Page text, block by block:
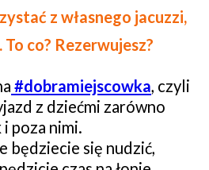
z własnego jacuzzi,
co? Rezerwujesz?
#dobramiejscowka, czyli
z dziećmi zarówno
poza nimi.
będziecie się nudzić,